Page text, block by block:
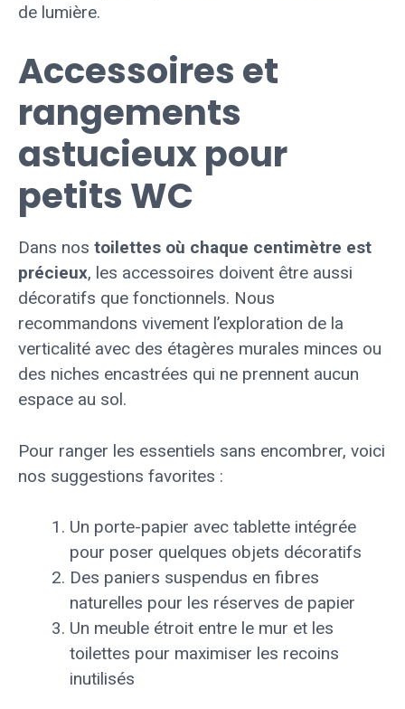
de lumière.
Accessoires et
rangements
astucieux pour
petits WC
Dans nos toilettes où chaque centimètre est
précieux, les accessoires doivent être aussi
décoratifs que fonctionnels. Nous
recommandons vivement l’exploration de la
verticalité avec des étagères murales minces ou
des niches encastrées qui ne prennent aucun
espace au sol.
Pour ranger les essentiels sans encombrer, voici
nos suggestions favorites :
Un porte-papier avec tablette intégrée
pour poser quelques objets décoratifs
Des paniers suspendus en fibres
naturelles pour les réserves de papier
Un meuble étroit entre le mur et les
toilettes pour maximiser les recoins
inutilisés